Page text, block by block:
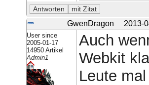
GwenDragon 2013-
User since
2005-01-17
14950 Artikel
Admin1
Auch
Webkit
Leute